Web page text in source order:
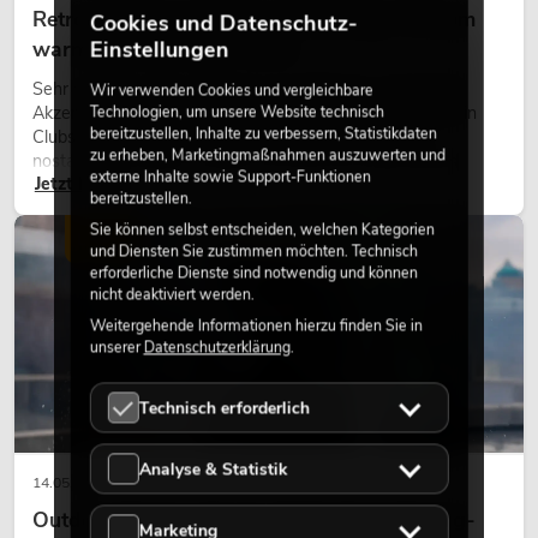
Retro-Licht im modernen Lichtdesign: Warum
warmes Licht wieder wirkt
Sehr warmes Licht, sichtbare Leuchtflächen und farbige
Akzente prägen viele aktuelle Lichtdesigns auf Bühnen, in
Clubs und bei Events. Retro-Licht ist dabei kein rein
nostalgischer Effekt, sondern ein bewusst eingesetztes
Gestaltungsmittel: Es schafft Atmosphäre, gibt Szenen
Charakter und kann technische LED-Setups emotionaler
wirken lassen.
Jetzt lesen
14.05.2026
Outdoor Moving-Heads: Wetterfeste Moving-
LICHT
Cookies und Datenschutz-
Einstellungen
Wir verwenden Cookies und vergleichbare
Technologien, um unsere Website technisch
bereitzustellen, Inhalte zu verbessern, Statistikdaten
zu erheben, Marketingmaßnahmen auszuwerten und
externe Inhalte sowie Support-Funktionen
bereitzustellen.
Sie können selbst entscheiden, welchen Kategorien
und Diensten Sie zustimmen möchten. Technisch
erforderliche Dienste sind notwendig und können
nicht deaktiviert werden.
Weitergehende Informationen hierzu finden Sie in
unsererDatenschutzerklärung.
Technisch erforderlich
Analyse & Statistik
Marketing